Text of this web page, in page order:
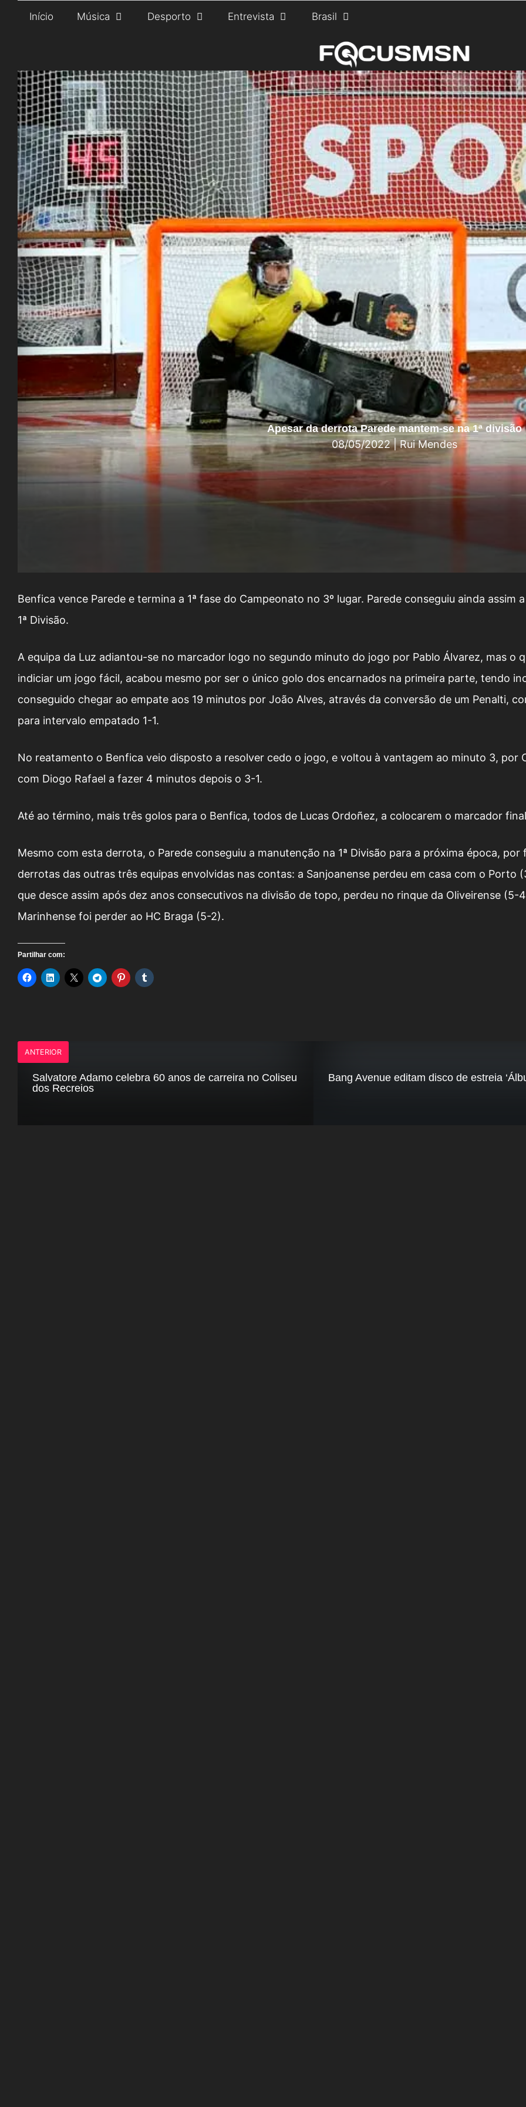
Saltar
conteúdo
Início Música Desporto Entrevista Brasil
Apesar da derrota Parede mantem-se na 1ª divisão
08/05/2022|Rui Mendes
Benfica vence Parede e termina a 1ª fase do Campeonato no 3º lugar. Parede conseguiu ainda assim
1ª Divisão.
A equipa da Luz adiantou-se no marcador logo no segundo minuto do jogo por Pablo Álvarez, mas o
indiciar um jogo fácil, acabou mesmo por ser o único golo dos encarnados na primeira parte, tendo
conseguido chegar ao empate aos 19 minutos por João Alves, através da conversão de um Penalti,
para intervalo empatado 1-1.
No reatamento o Benfica veio disposto a resolver cedo o jogo, e voltou à vantagem ao minuto 3, por
com Diogo Rafael a fazer 4 minutos depois o 3-1.
Até ao término, mais três golos para o Benfica, todos de Lucas Ordoñez, a colocarem o marcador
Mesmo com esta derrota, o Parede conseguiu a manutenção na 1ª Divisão para a próxima época, por
derrotas das outras três equipas envolvidas nas contas: a Sanjoanense perdeu em casa com o Porto
que desce assim após dez anos consecutivos na divisão de topo, perdeu no rinque da Oliveirense (5-
Marinhense foi perder ao HC Braga (5-2).
Partilhar com:
ANTERIOR
Salvatore Adamo celebra 60 anos de carreira no Coliseu
dos Recreios
Bang Avenue editam disco de estreia